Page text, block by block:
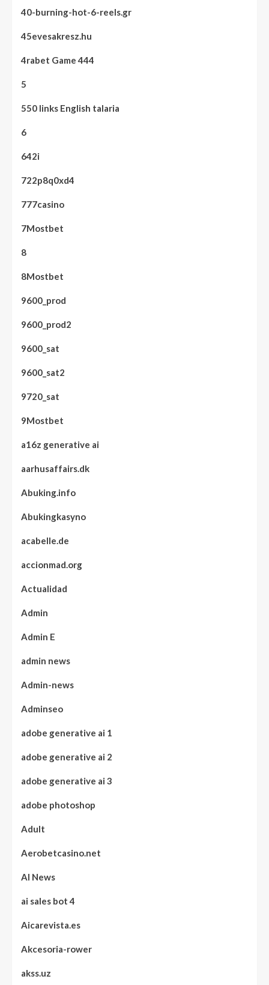
40-burning-hot-6-reels.gr
45evesakresz.hu
4rabet Game 444
5
550 links English talaria
6
642i
722p8q0xd4
777casino
7Mostbet
8
8Mostbet
9600_prod
9600_prod2
9600_sat
9600_sat2
9720_sat
9Mostbet
a16z generative ai
aarhusaffairs.dk
Abuking.info
Abukingkasyno
acabelle.de
accionmad.org
Actualidad
Admin
Admin E
admin news
Admin-news
Adminseo
adobe generative ai 1
adobe generative ai 2
adobe generative ai 3
adobe photoshop
Adult
Aerobetcasino.net
AI News
ai sales bot 4
Aicarevista.es
Akcesoria-rower
akss.uz